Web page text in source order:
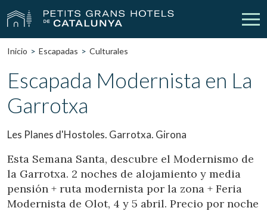
Nuestros Hoteles
Bodas
Cheques Regalo Descubre Catalunya
Contacto Mi reserva
Inicio Escapadas Culturales
Escapada Modernista en La
Garrotxa
Les Planes d'Hostoles. Garrotxa. Girona
Esta Semana Santa, descubre el Modernismo de
la Garrotxa. 2 noches de alojamiento y media
pensión + ruta modernista por la zona + Feria
Modernista de Olot, 4 y 5 abril. Precio por noche